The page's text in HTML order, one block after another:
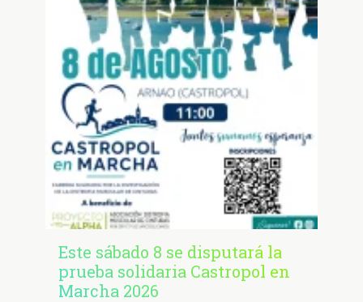
Este sábado 8 se disputará la
prueba solidaria Castropol en
Marcha 2026